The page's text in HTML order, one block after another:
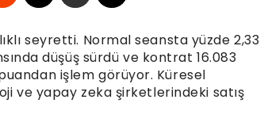
seyretti. Normal seansta yüzde 2,33
düşüş sürdü ve kontrat 16.083
işlem görüyor. Küresel
ve yapay zeka şirketlerindeki satış